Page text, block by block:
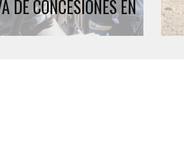
DE CONCESIONES EN